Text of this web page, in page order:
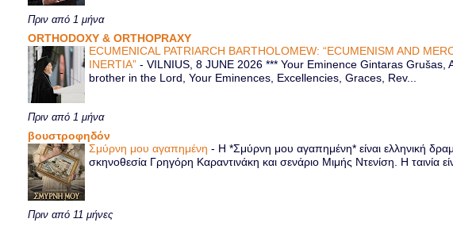
Πριν από 1 μήνα
ORTHODOXY & ORTHOPRAXY
ECUMENICAL PATRIARCH BARTHOLOMEW: “ECUMENISM AND
INERTIA”-VILNIUS, 8 JUNE 2026 *** Your Eminence Gintaras Grušas,
brother in the Lord, Your Eminences, Excellencies, Graces, Rev...
Πριν από 1 μήνα
βουστροφηδόν
Σμύρνη μου αγαπημένη- Η *Σμύρνη μου αγαπημένη* είναι ελληνική
σκηνοθεσία Γρηγόρη Καραντινάκη και σενάριο Μιμής Ντενίση. Η ταινία
Πριν από 11 μήνες